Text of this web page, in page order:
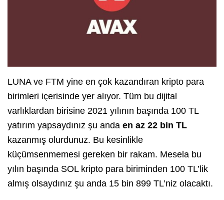
LUNA ve FTM yine en çok kazandıran kripto para
birimleri içerisinde yer alıyor. Tüm bu dijital
varlıklardan birisine 2021 yılının başında 100 TL
yatırım yapsaydınız şu anda en az 22 bin TL
kazanmış olurdunuz. Bu kesinlikle
küçümsenmemesi gereken bir rakam. Mesela bu
yılın başında SOL kripto para biriminden 100 TL’lik
almış olsaydınız şu anda 15 bin 899 TL’niz olacaktı.